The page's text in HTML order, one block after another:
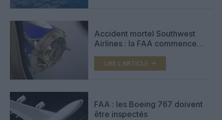
Accident mortel Southwest
Airlines : la FAA commence
réacteur
LIRE L'ARTICLE
FAA : les Boeing 767 doivent
être inspectés